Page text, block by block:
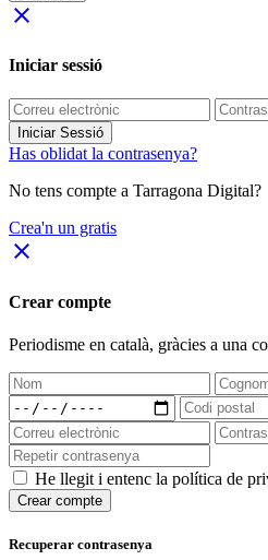
close
Iniciar sessió
Iniciar Sessió
Has oblidat la contrasenya?
No tens compte a Tarragona Digital?
Crea'n un gratis
close
Crear compte
Periodisme en català, gràcies a una
He llegit i entenc la política de
Crear compte
Recuperar contrasenya